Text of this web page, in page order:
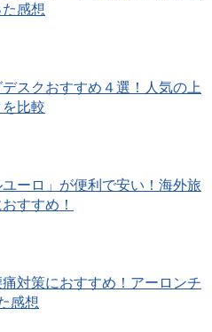
感想
スクおすすめ４選！人気の上
比較
ユーロ」が便利で安い！海外旅
すすめ！
痛対策におすすめ！アーロンチ
感想